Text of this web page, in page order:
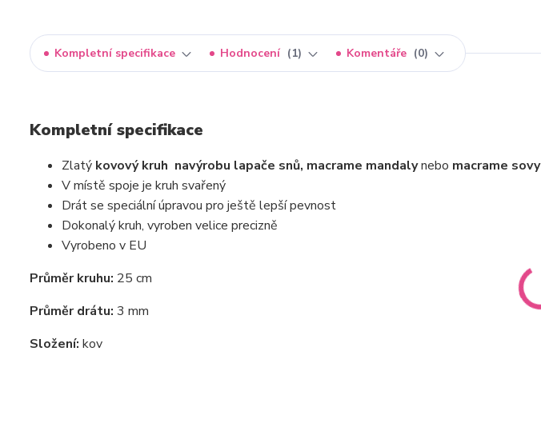
Kompletní specifikace Hodnocení 1 Komentáře 0
Kompletní specifikace
Zlatý kovový kruh navýrobu lapače snů, macrame mandalynebo macrame sovy
V místě spoje je kruh svařený
Drát se speciální úpravou pro ještě lepší pevnost
Dokonalý kruh, vyroben velice precizně
Vyrobeno v EU
Průměr kruhu: 25 cm
Průměr drátu: 3 mm
Složení: kov